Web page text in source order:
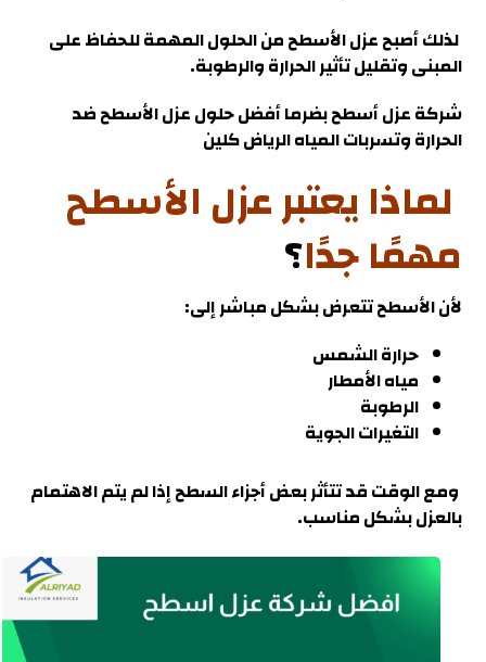
لذلك أصبح عزل الأسطح من الحلول المهمة للحفاظ على
المبنى وتقليل تأثير الحرارة والرطوبة.
شركة عزل أسطح بضرماأفضل حلول عزل الأسطح ضد
الحرارة وتسربات المياه الرياض كلين
لماذا يعتبر عزل الأسطح
مهمًا جدًا؟
لأن الأسطح تتعرض بشكل مباشر إلى:
حرارة الشمس
مياه الأمطار
الرطوبة
التغيرات الجوية
ومع الوقت قد تتأثر بعض أجزاء السطح إذا لم يتم الاهتمام
بالعزل بشكل مناسب.